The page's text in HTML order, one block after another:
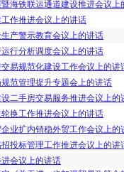
海铁联运通道建设推进会议上
作推进会议上的讲话
产警示教育会议上的讲话
行分析调度会议上的讲话
易规范化建设工作会议上的讲
范管理提升专题会上的讲话
二手房交易服务推进会议上的
换工作推进会议上的讲话
业扩内销稳外贸工作会议上的
投标管理工作推进会议上的讲
会议上的讲话